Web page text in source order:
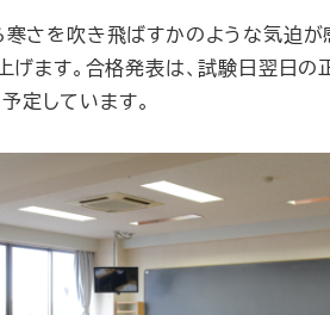
さを吹き飛ばすかのような気迫が
げます。合格発表は、試験日翌日の
定しています。